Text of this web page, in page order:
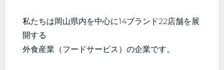
私たちは岡山県内を中心に14ブランド22店舗を展
開する
外食産業（フードサービス）の企業です。